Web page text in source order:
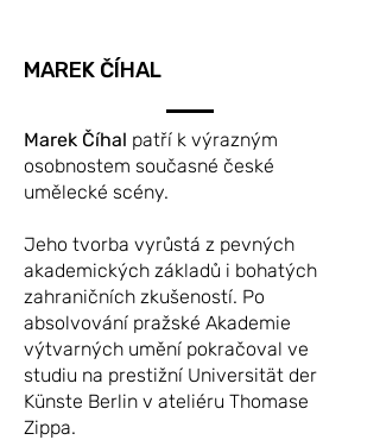
MAREK ČÍHAL
Marek Číhal patří k výrazným
osobnostem současné české
umělecké scény.
Jeho tvorba vyrůstá z pevných
akademických základů i bohatých
zahraničních zkušeností. Po
absolvování pražské Akademie
výtvarných umění pokračoval ve
studiu na prestižní Universität der
Künste Berlin v ateliéru Thomase
Zippa.